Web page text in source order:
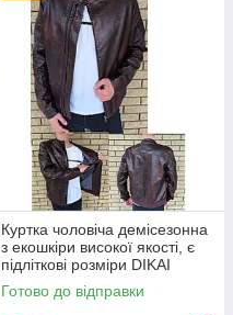
Куртка чоловіча демісезонна
з екошкіри високої якості, є
підліткові розміри DIKAI
Готово до відправки